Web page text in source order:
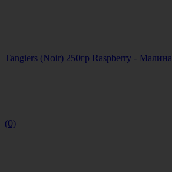
Tangiers (Noir) 250гр Raspberry - Малина
(0)